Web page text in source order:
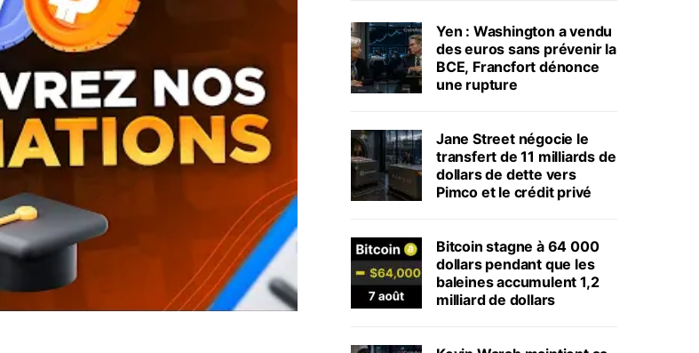
Yen : Washington a vendu
des euros sans prévenir la
BCE, Francfort dénonce
une rupture
Jane Street négocie le
transfert de 11 milliards de
dollars de dette vers
Pimco et le crédit privé
Bitcoin stagne à 64 000
dollars pendant que les
baleines accumulent 1,2
milliard de dollars